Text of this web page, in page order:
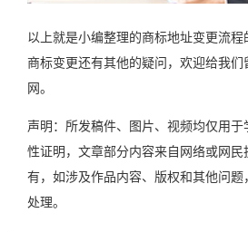
以上就是小编整理的商标地址变更流
商标变更还有其他的疑问，欢迎给我
网。
声明：所发稿件、图片、视频均仅用
性证明，文章部分内容来自网络或网
有，如涉及作品内容、版权和其他问
处理。